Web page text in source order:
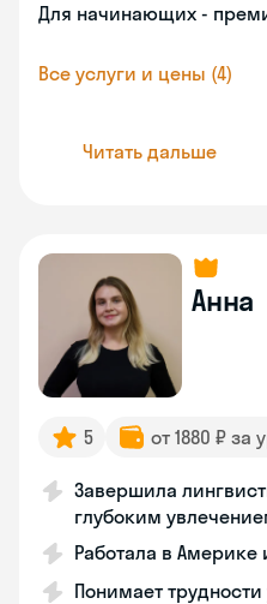
Для начинающих -
Все услуги и цены (4)
Читать дальше
Анна
5 от 1880 ₽ за
Завершила
глубоким
Работала в Америке
Понимает